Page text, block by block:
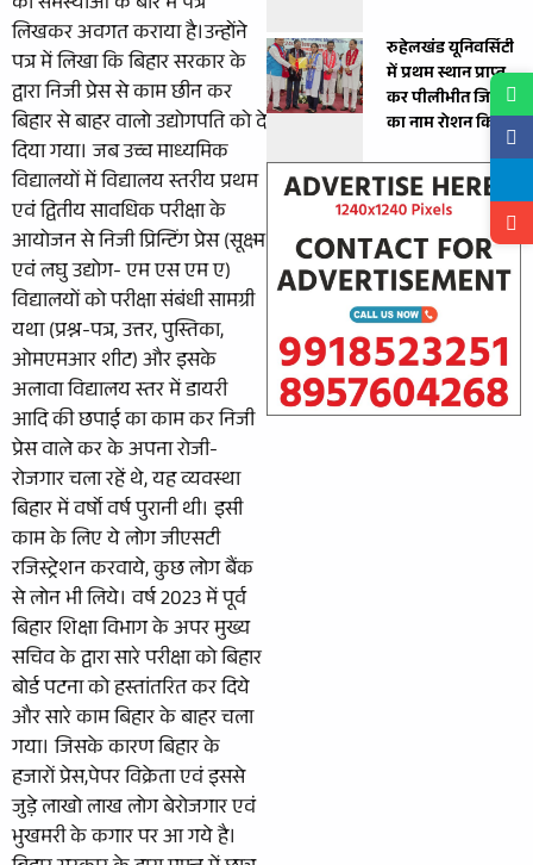
लिखकर अवगत कराया है।उन्होंने
पत्र में लिखा कि बिहार सरकार के
द्वारा निजी प्रेस से काम छीन कर
बिहार से बाहर वालो उद्योगपति को दे
दिया गया। जब उच्च माध्यमिक
विद्यालयों में विद्यालय स्तरीय प्रथम
एवं द्वितीय सावधिक परीक्षा के
आयोजन से निजी प्रिन्टिंग प्रेस (सूक्ष्म
एवं लघु उद्योग- एम एस एम ए)
विद्यालयों को परीक्षा संबंधी सामग्री
यथा (प्रश्न-पत्र, उत्तर, पुस्तिका,
ओमएमआर शीट) और इसके
अलावा विद्यालय स्तर में डायरी
आदि की छपाई का काम कर निजी
प्रेस वाले कर के अपना रोजी-
रोजगार चला रहें थे, यह व्यवस्था
बिहार में वर्षो वर्ष पुरानी थी। इसी
काम के लिए ये लोग जीएसटी
रजिस्ट्रेशन करवाये, कुछ लोग बैंक
से लोन भी लिये। वर्ष 2023 में पूर्व
बिहार शिक्षा विभाग के अपर मुख्य
सचिव के द्वारा सारे परीक्षा को बिहार
बोर्ड पटना को हस्तांतरित कर दिये
और सारे काम बिहार के बाहर चला
गया। जिसके कारण बिहार के
हजारों प्रेस,पेपर विक्रेता एवं इससे
जुड़े लाखो लाख लोग बेरोजगार एवं
भुखमरी के कगार पर आ गये है।
रुहेलखंड यूनिवर्सिटी
में प्रथम स्थान प्राप्त
कर पीलीभीत जिले
का नाम रोशन किया ।